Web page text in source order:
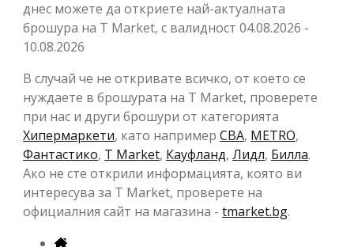
днес можете да откриете най-актуалната
брошура на T Market, с валидност 04.08.2026 -
10.08.2026
В случай че не откривате всичко, от което се
нуждаете в брошурата на T Market, проверете
при нас и други брошури от категорията
Хипермаркети, като например CBA, METRO,
Фантастико, T Market, Кауфланд, Лидл, Билла.
Ако не сте открили информацията, която ви
интересува за T Market, проверете на
официалния сайт на магазина - tmarket.bg.